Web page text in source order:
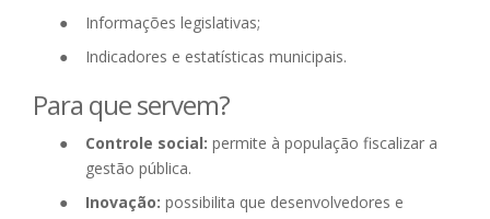
Informações legislativas;
Indicadores e estatísticas municipais.
Para que servem?
Controle social: permite à população fiscalizar a
gestão pública.
Inovação: possibilita que desenvolvedores e